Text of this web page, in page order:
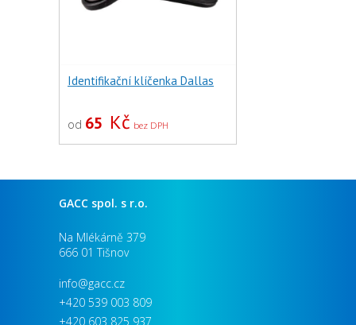
Identifikační klíčenka Dallas
od 65 Kč bez DPH
GACC spol. s r.o.
Na Mlékárně 379
666 01 Tišnov
info@gacc.cz
+420 539 003 809
+420 603 825 937